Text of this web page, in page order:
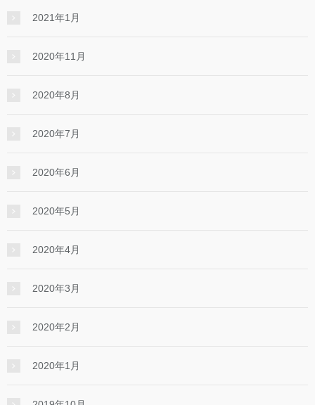
2021年1月
2020年11月
2020年8月
2020年7月
2020年6月
2020年5月
2020年4月
2020年3月
2020年2月
2020年1月